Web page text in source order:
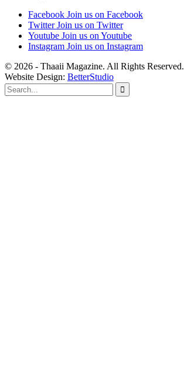
Facebook Join us on Facebook
Twitter Join us on Twitter
Youtube Join us on Youtube
Instagram Join us on Instagram
© 2026 - Thaaii Magazine. All Rights Reserved.
Website Design: BetterStudio